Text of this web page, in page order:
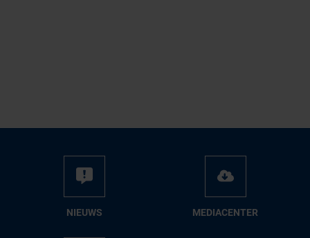
NIEUWS ME­DIA­CEN­TER